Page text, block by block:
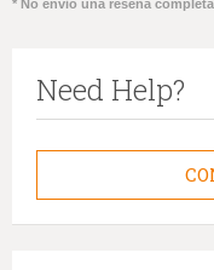
* No envió una reseña
Need Help?